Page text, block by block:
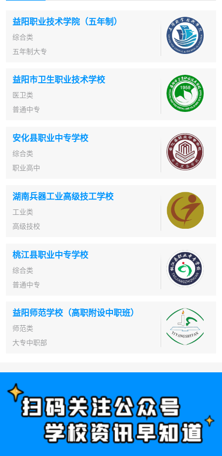
益阳职业技术学院（五年制）
综合类
五年制大专
益阳市卫生职业技术学校
医卫类
普通中专
安化县职业中专学校
综合类
职业高中
湖南兵器工业高级技工学校
工业类
高级技校
桃江县职业中专学校
综合类
普通中专
益阳师范学校（高职附设中职班）
师范类
大专中职部